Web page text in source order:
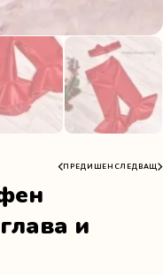
ПРЕДИШЕН СЛЕДВАЩ
и